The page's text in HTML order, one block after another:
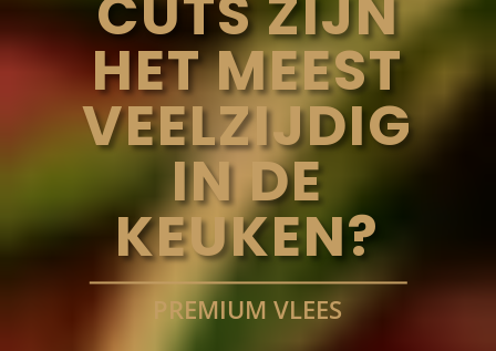
CUTS ZIJN
HET MEEST
VEELZIJDIG
IN DE
KEUKEN?
PREMIUM VLEES